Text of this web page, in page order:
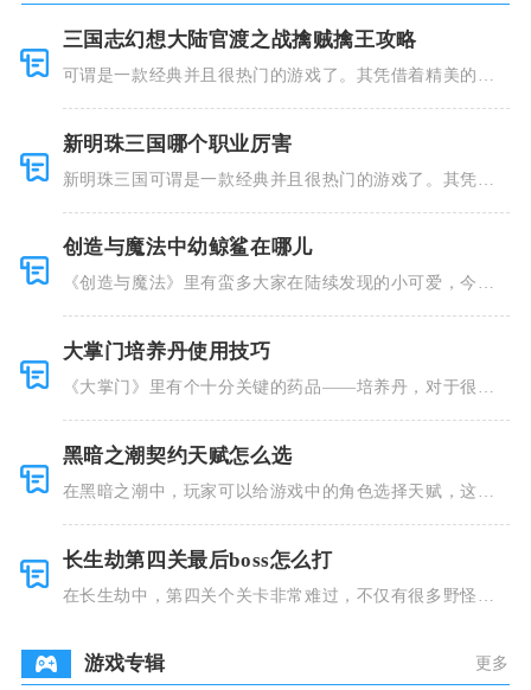
三国志幻想大陆官渡之战擒贼擒王攻略
可谓是一款经典并且很热门的游戏了。其凭借着精美的画
新明珠三国哪个职业厉害
新明珠三国可谓是一款经典并且很热门的游戏了。其凭借
创造与魔法中幼鲸鲨在哪儿
《创造与魔法》里有蛮多大家在陆续发现的小可爱，今天
大掌门培养丹使用技巧
《大掌门》里有个十分关键的药品——培养丹，对于很多
黑暗之潮契约天赋怎么选
在黑暗之潮中，玩家可以给游戏中的角色选择天赋，这些
长生劫第四关最后boss怎么打
在长生劫中，第四关个关卡非常难过，不仅有很多野怪，
游戏专辑 更多